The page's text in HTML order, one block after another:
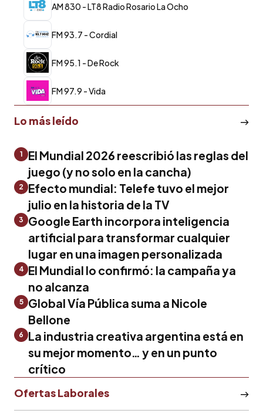
AM 830 - LT8 Radio Rosario La Ocho
FM 93.7 - Cordial
FM 95.1 - De Rock
FM 97.9 - Vida
Lo más leído
1
El Mundial 2026 reescribió las reglas del
juego (y no solo en la cancha)
2
Efecto mundial: Telefe tuvo el mejor
julio en la historia de la TV
3
Google Earth incorpora inteligencia
artificial para transformar cualquier
lugar en una imagen personalizada
4 El Mundial lo confirmó: la campaña ya
no alcanza
5
Global Vía Pública suma a Nicole
Bellone
6
La industria creativa argentina está en
su mejor momento… y en un punto
crítico
Ofertas Laborales